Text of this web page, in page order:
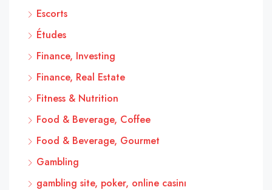
Escorts
Études
Finance, Investing
Finance, Real Estate
Fitness & Nutrition
Food & Beverage, Coffee
Food & Beverage, Gourmet
Gambling
gambling site, poker, online casinı